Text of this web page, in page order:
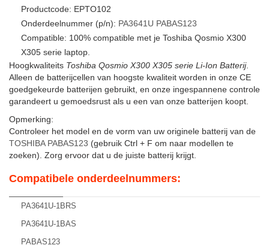
Productcode: EPTO102
Onderdeelnummer (p/n): PA3641U PABAS123
Compatible: 100% compatible met je Toshiba Qosmio X300
X305 serie laptop.
Hoogkwaliteits Toshiba Qosmio X300 X305 serie Li-Ion Batterij.
Alleen de batterijcellen van hoogste kwaliteit worden in onze CE
goedgekeurde batterijen gebruikt, en onze ingespannene controle
garandeert u gemoedsrust als u een van onze batterijen koopt.
Opmerking:
Controleer het model en de vorm van uw originele batterij van de
TOSHIBA PABAS123 (gebruik Ctrl + F om naar modellen te
zoeken). Zorg ervoor dat u de juiste batterij krijgt.
Compatibele onderdeelnummers:
PA3641U-1BRS
PA3641U-1BAS
PABAS123